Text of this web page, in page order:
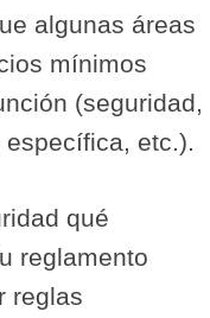
algunas áreas
mínimos
(seguridad,
etc.).
qué
reglamento
reglas